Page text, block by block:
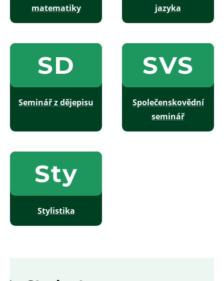
matematiky
jazyka
SD
Seminář z dějepisu
SVS
Společenskovědní
seminář
Sty
Stylistika